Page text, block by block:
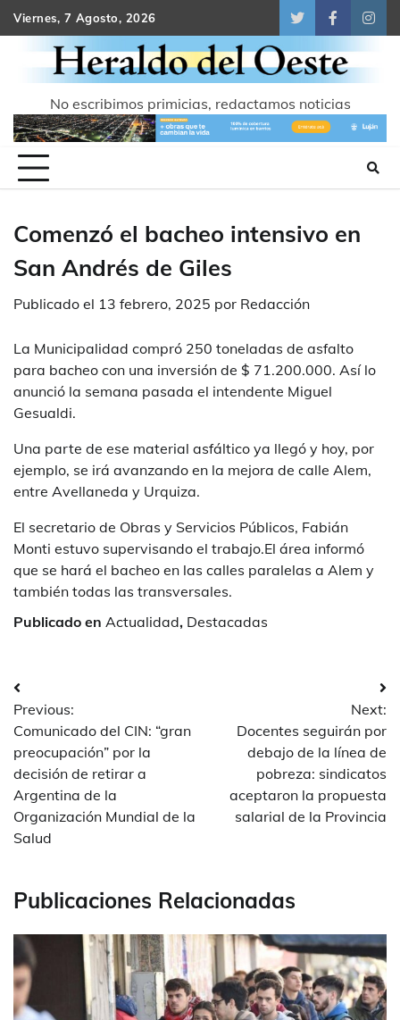
Skip
to
content
Viernes, 7 Agosto, 2026
TwitterFacebook
No escribimos primicias, redactamos noticias
Comenzó el bacheo intensivo en
San Andrés de Giles
Publicado el 13 febrero, 2025 por Redacción
La Municipalidad compró 250 toneladas de asfalto
para bacheo con una inversión de $ 71.200.000. Así lo
anunció la semana pasada el intendente Miguel
Gesualdi.
Una parte de ese material asfáltico ya llegó y hoy, por
ejemplo, se irá avanzando en la mejora de calle Alem,
entre Avellaneda y Urquiza.
El secretario de Obras y Servicios Públicos, Fabián
Monti estuvo supervisando el trabajo.El área informó
que se hará el bacheo en las calles paralelas a Alem y
también todas las transversales.
Publicado en Actualidad, Destacadas
Navegación
de
entradas
Previous:
Comunicado del CIN: “gran
preocupación” por la
decisión de retirar a
Argentina de la
Organización Mundial de la
Salud
Next:
Docentes seguirán por
debajo de la línea de
pobreza: sindicatos
aceptaron la propuesta
salarial de la Provincia
Publicaciones Relacionadas